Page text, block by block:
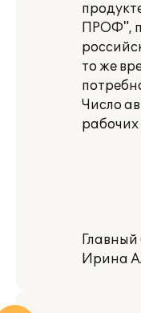
ПРОФ",
то же
Число
рабочих
Главный
Ирина